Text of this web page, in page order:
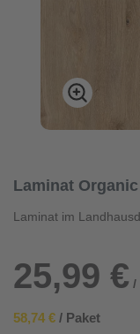
Laminat
Laminat im
25,99 € /
58,74 € / Paket